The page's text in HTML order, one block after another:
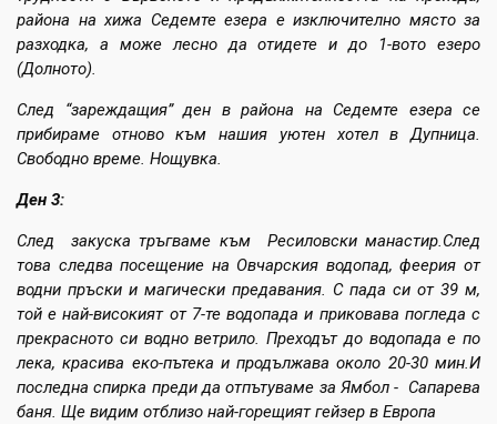
района на хижа Седемте езера е изключително място за
разходка, а може лесно да отидете и до 1-вото езеро
(Долното).
След “зареждащия” ден в района на Седемте езера се
прибираме отново към нашия уютен хотел в Дупница.
Свободно време. Нощувка.
Ден 3:
След закуска тръгваме към Ресиловски манастир.След
това следва посещение на Овчарския водопад, феерия от
водни пръски и магически предавания. С пада си от 39 м,
той е най-високият от 7-те водопада и приковава погледа с
прекрасното си водно ветрило. Преходът до водопада е по
лека, красива еко-пътека и продължава около 20-30 мин.И
последна спирка преди да отпътуваме за Ямбол - Сапарева
баня. Ще видим отблизо най-горещият гейзер в Европа